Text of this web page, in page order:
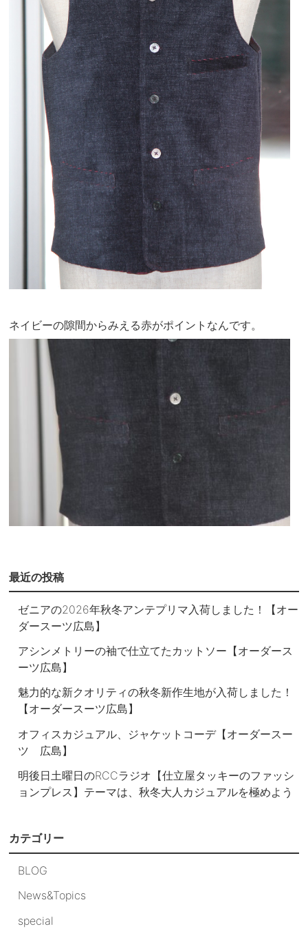
ネイビーの隙間からみえる赤がポイントなんです。
最近の投稿
ゼニアの2026年秋冬アンテプリマ入荷しました！【オー
ダースーツ広島】
アシンメトリーの袖で仕立てたカットソー【オーダース
ーツ広島】
魅力的な新クオリティの秋冬新作生地が入荷しました！
【オーダースーツ広島】
オフィスカジュアル、ジャケットコーデ【オーダースー
ツ 広島】
明後日土曜日のRCCラジオ【仕立屋タッキーのファッシ
ョンプレス】テーマは、秋冬大人カジュアルを極めよう
カテゴリー
BLOG
News&Topics
special